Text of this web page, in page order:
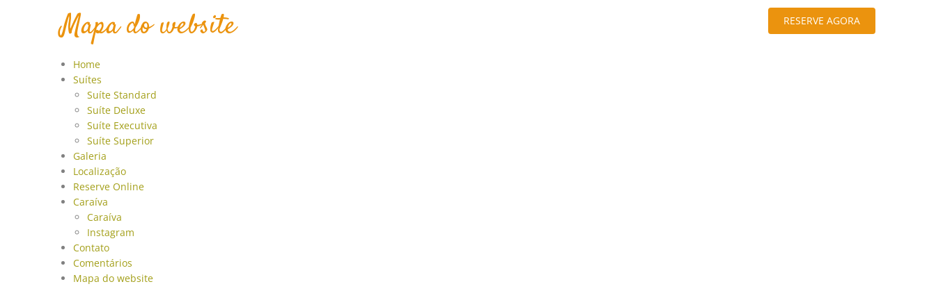
RESERVE AGORA
Mapa do website
Home
Suítes
Suíte Standard
Suíte Deluxe
Suíte Executiva
Suíte Superior
Galeria
Localização
Reserve Online
Caraíva
Caraíva
Instagram
Contato
Comentários
Mapa do website